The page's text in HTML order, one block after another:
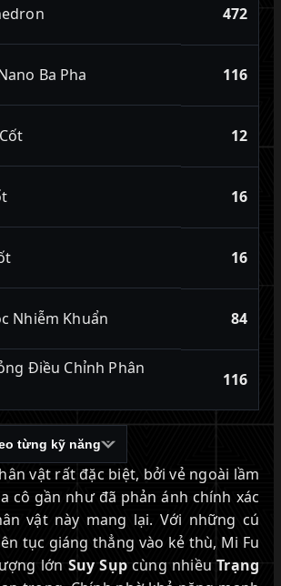
472
Ba Pha 116
12
16
16
Nhiễm Khuẩn 84
Điều Chỉnh Phân
116
từng kỹ năng
vật rất đặc biệt, bởi vẻ ngoài lầm
cô gần như đã phản ánh chính xác
vật này mang lại. Với những cú
tục giáng thẳng vào kẻ thù, Mi Fu
lớn Suy Sụpcùng nhiềuTrạng